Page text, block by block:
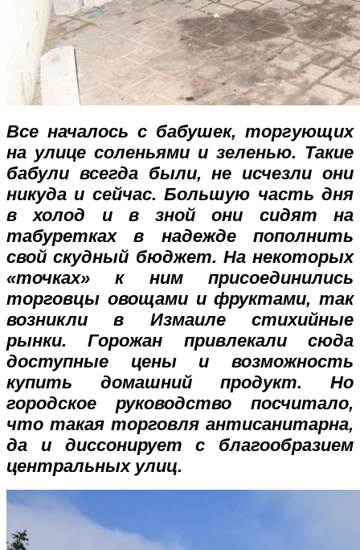
Все началось с бабушек, торгующих
на улице соленьями и зеленью. Такие
бабули всегда были, не исчезли они
никуда и сейчас. Большую часть дня
в холод и в зной они сидят на
табуретках в надежде пополнить
свой скудный бюджет. На некоторых
«точках» к ним присоединились
торговцы овощами и фруктами, так
возникли в Измаиле стихийные
рынки. Горожан привлекали сюда
доступные цены и возможность
купить домашний продукт. Но
городское руководство посчитало,
что такая торговля антисанитарна,
да и диссонирует с благообразием
центральных улиц.